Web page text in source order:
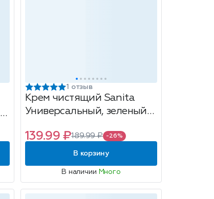
1 отзыв
Крем чистящий Sanita
Универсальный, зеленый
139.99 ₽189.99 ₽ -26%
В корзину
В наличии Много